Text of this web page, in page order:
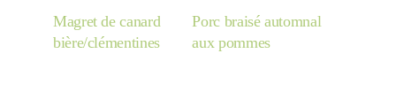
Magret de canard
bière/clémentines
Porc braisé automnal
aux pommes